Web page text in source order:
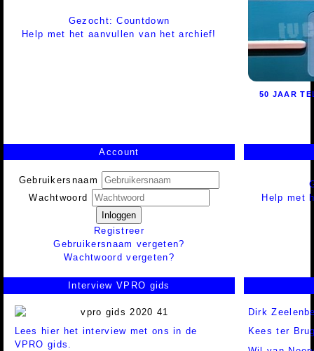
Gezocht: Countdown
Help met het aanvullen van het archief!
50 JAAR
Account
Gebruikersnaam
Wachtwoord
Inloggen
Registreer
Gebruikersnaam vergeten?
Wachtwoord vergeten?
Help met
Interview VPRO gids
Lees hier het interview met ons in de
VPRO gids.
Dirk
Kees ter